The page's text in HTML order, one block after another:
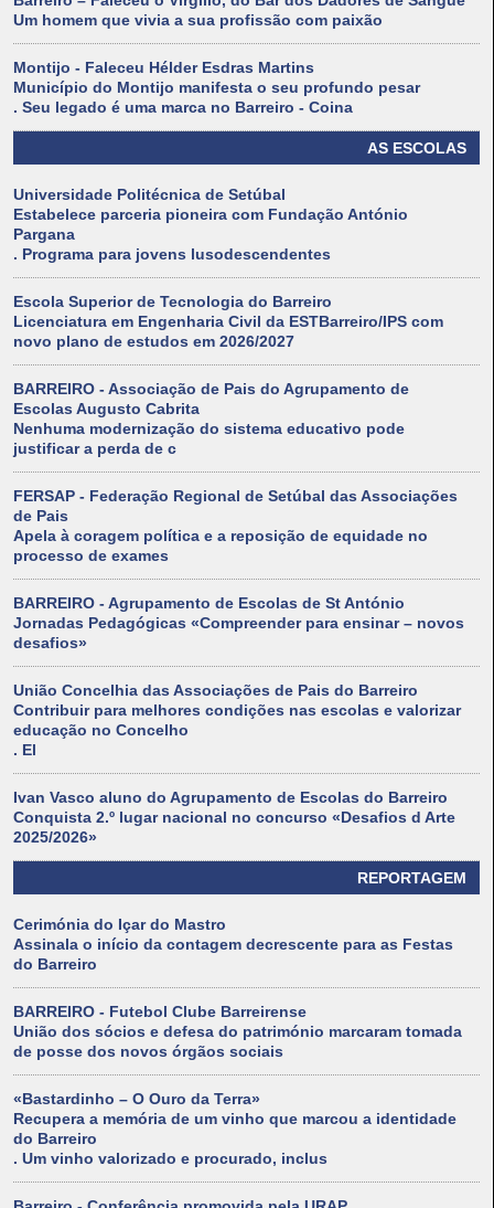
Um homem que vivia a sua profissão com paixão
Montijo - Faleceu Hélder Esdras Martins
Município do Montijo manifesta o seu profundo pesar
. Seu legado é uma marca no Barreiro - Coina
AS ESCOLAS
Universidade Politécnica de Setúbal
Estabelece parceria pioneira com Fundação António
Pargana
. Programa para jovens lusodescendentes
Escola Superior de Tecnologia do Barreiro
Licenciatura em Engenharia Civil da ESTBarreiro/IPS com
novo plano de estudos em 2026/2027
BARREIRO - Associação de Pais do Agrupamento de
Escolas Augusto Cabrita
Nenhuma modernização do sistema educativo pode
justificar a perda de c
FERSAP - Federação Regional de Setúbal das Associações
de Pais
Apela à coragem política e a reposição de equidade no
processo de exames
BARREIRO - Agrupamento de Escolas de St António
Jornadas Pedagógicas «Compreender para ensinar – novos
desafios»
União Concelhia das Associações de Pais do Barreiro
Contribuir para melhores condições nas escolas e valorizar
educação no Concelho
. El
Ivan Vasco aluno do Agrupamento de Escolas do Barreiro
Conquista 2.º lugar nacional no concurso «Desafios d Arte
2025/2026»
REPORTAGEM
Cerimónia do Içar do Mastro
Assinala o início da contagem decrescente para as Festas
do Barreiro
BARREIRO - Futebol Clube Barreirense
União dos sócios e defesa do património marcaram tomada
de posse dos novos órgãos sociais
«Bastardinho – O Ouro da Terra»
Recupera a memória de um vinho que marcou a identidade
do Barreiro
. Um vinho valorizado e procurado, inclus